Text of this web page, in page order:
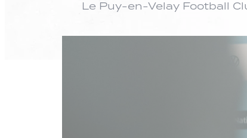
Le Puy-en-Velay Football